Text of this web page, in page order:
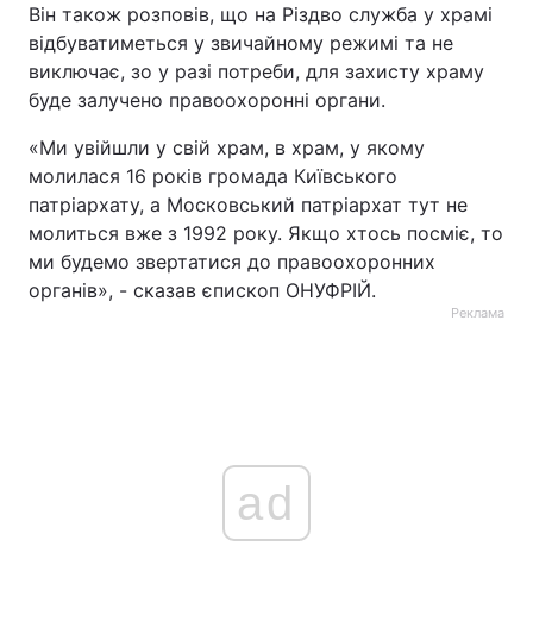
Він також розповів, що на Різдво служба у храмі
відбуватиметься у звичайному режимі та не
виключає, зо у разі потреби, для захисту храму
буде залучено правоохоронні органи.
«Ми увійшли у свій храм, в храм, у якому
молилася 16 років громада Київського
патріархату, а Московський патріархат тут не
молиться вже з 1992 року. Якщо хтось посміє, то
ми будемо звертатися до правоохоронних
органів», - сказав єпископ ОНУФРІЙ.
Реклама
ad